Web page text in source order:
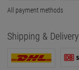
All payment methods
Shipping & Delivery